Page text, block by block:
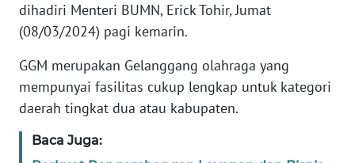
dihadiri Menteri BUMN, Erick Tohir, Jumat
(08/03/2024) pagi kemarin.
GGM merupakan Gelanggang olahraga yang
mempunyai fasilitas cukup lengkap untuk kategori
daerah tingkat dua atau kabupaten.
Baca Juga:
IKLAN
TENTANG
PEDOMAN
MEDIA